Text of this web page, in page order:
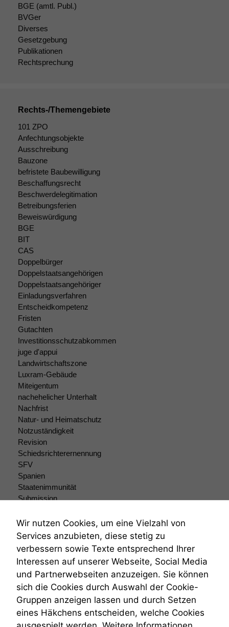
BGE (amtl. Publ.)
BVGer
Diverses
Gesetzgebung
Publikationen
Rechtsprechung
Rechts-/Themengebiete
101 ZPO
Anfechtungsobjekte
Ausschreibung
Bauzone
befristete Baubewilligung
Beschaffungsrecht
Beschwerdelegitimation
Betreibungsferien
Beweiswürdigung
BGE
BIT
CAS
Doppelbürger
Doppelstaatsangehörigen
Doppelstaatsangehöriger
Einladungsverfahren
Entscheidkompetenz
Fristen
Gutachten
Investitionsschutzabkommen
juge d'appui
Landwirtschaftszone
Luxram-Gebäude
Miteigentum
nachehelicher Unterhalt
Nachfrist
Natur- und Heimatschutz
Notzuständigkeit
Revision
Schiedsrichterernennung
SFV
Spanien
Staatenimmunität
Submission
Teilungsklage
Venezuela
VRK
Wiederherstellungsanordnung
Zivilprozessordnung
ZPO
Zustellfiktion
Zuständigkeit
Öffentliches Personalrecht
Öffentlichkeitsprinzip
Wir nutzen Cookies, um eine Vielzahl von
Services anzubieten, diese stetig zu
verbessern sowie Texte entsprechend Ihrer
Interessen auf unserer Webseite, Social Media
und Partnerwebseiten anzuzeigen. Sie können
sich die Cookies durch Auswahl der Cookie-
Gruppen anzeigen lassen und durch Setzen
eines Häkchens entscheiden, welche Cookies
Funktionen auf
dieser Website
sind optional.
Wenn Sie
diese Option
deaktivieren,
kann die
Website nicht
zu 100%
funktionieren.